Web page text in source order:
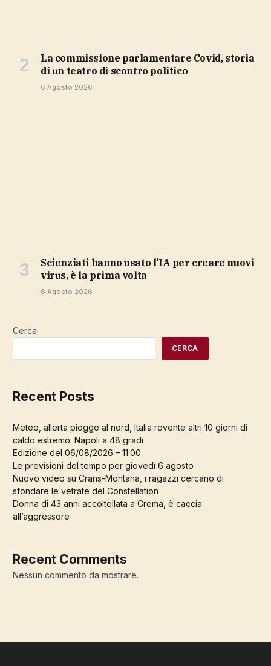
La commissione parlamentare Covid, storia
di un teatro di scontro politico
6 Agosto 2026
Scienziati hanno usato l’IA per creare nuovi
virus, è la prima volta
6 Agosto 2026
Cerca
CERCA
Recent Posts
Meteo, allerta piogge al nord, Italia rovente altri 10 giorni di
caldo estremo: Napoli a 48 gradi
Edizione del 06/08/2026 – 11:00
Le previsioni del tempo per giovedì 6 agosto
Nuovo video su Crans-Montana, i ragazzi cercano di
sfondare le vetrate del Constellation
Donna di 43 anni accoltellata a Crema, è caccia
all’aggressore
Recent Comments
Nessun commento da mostrare.